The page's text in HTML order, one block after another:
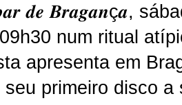
𝒅𝒆 𝑩𝒓𝒂𝒈𝒂𝒏ç𝒂,
09h30 num ritual
apresenta em
seu primeiro disco a